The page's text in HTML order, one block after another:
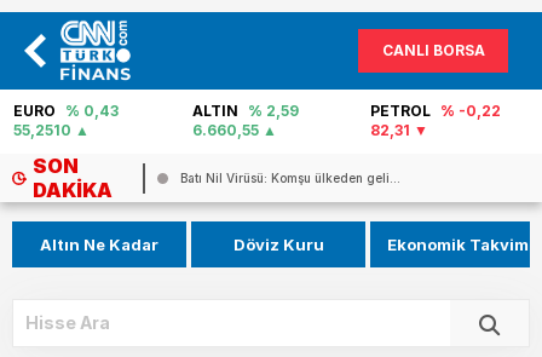
CANLI BORSA
EURO
% 0,43
55,2510
ALTIN
% 2,59
6.660,55
PETROL % -0,22
82,31
SON
DAKIKA
Mekke Anlaşması dünyada geniş yankı...
Altın Ne Kadar Döviz Kuru Ekonomik Takvim